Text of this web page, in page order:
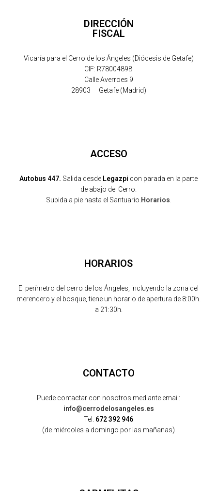
DIRECCIÓN
FISCAL
Vicaría para el Cerro de los Ángeles (Diócesis de Getafe)
CIF: R7800489B
Calle Averroes 9
28903 — Getafe (Madrid)
ACCESO
Autobus 447. Salida desde Legazpi con parada en la parte
de abajo del Cerro.
Subida a pie hasta el Santuario. Horarios
HORARIOS
El perímetro del cerro de los Ángeles, incluyendo la zona del
merendero y el bosque, tiene un horario de apertura de 8:00h.
a 21:30h.
CONTACTO
Puede contactar con nosotros mediante email:
info@cerrodelosangeles.es
Tel: 672 392 946
(de miércoles a domingo por las mañanas)